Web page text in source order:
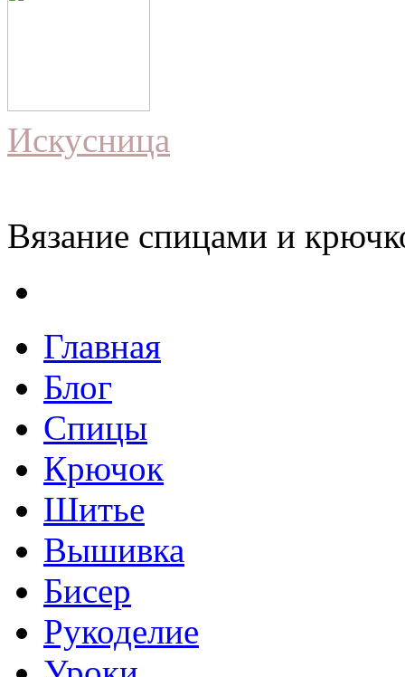
Искусница
Вязание спицами и
Главная
Блог
Спицы
Крючок
Шитье
Вышивка
Бисер
Рукоделие